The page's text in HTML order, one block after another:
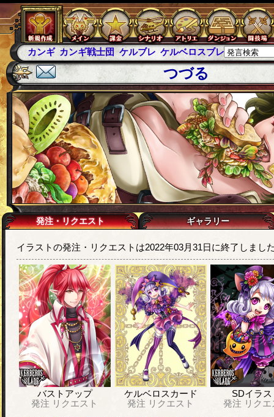
カンギ カンギ戦士団 ケルブレ ケルベロスブレイド スパ
つづる
発注・リクエスト ギャラリー
イラストの発注・リクエストは2022年03月31日に終了しまし
バストアップ
発注 リクエスト
ケルベロスカード
発注 リクエスト
SDイラス
発注 リク